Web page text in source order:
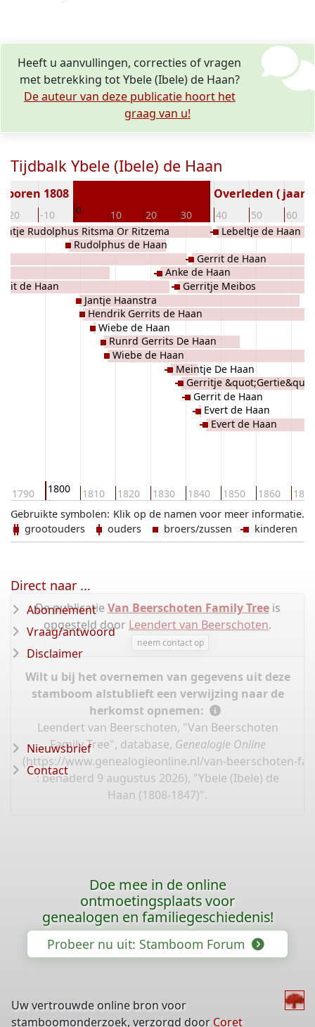
Heeft u aanvullingen, correcties of vragen
met betrekking tot Ybele (Ibele) de Haan?
De auteur van deze publicatie hoort het
graag van u!
Tijdbalk Ybele (Ibele) de Haan
-20 -10 0 10 20 30 40 50 60
1808 Overleden ( jaar)
1790 1800 1810 1820 1830 1840 1850 1860 1870
de Haan
Antje Rudolphus Ritsma Or Ritzema
Rudolphus de Haan
Jantje Haanstra
Hendrik Gerrits de Haan
Wiebe de Haan
Runrd Gerrits De Haan
Wiebe de Haan
Anke de Haan
Meintje De Haan
Gerritje Meibos
Gerritje
Gerrit de Haan
Gerrit de Haan
Evert de Haan
Evert de Haan
Lebeltje de Haan
Klik op de namen voor meer informatie.
Gebruikte symbolen:
grootouders
ouders broers/zussen kinderen
De publicatie Van Beerschoten Family Treeis
opgesteld door Leendert van Beerschoten.
neem contact op
Wilt u bij het overnemen van gegevens uit deze
stamboom alstublieft een verwijzing naar de
herkomst opnemen:
Leendert van Beerschoten, "Van Beerschoten
Family Tree", database, Genealogie Online
(https://www.genealogieonline.nl/van-beerschoten-
: benaderd 9 augustus 2026), "Ybele (Ibele) de
Haan (1808-1847)".
Direct naar ...
Abonnement
Vraag/antwoord
Disclaimer
Nieuwsbrief
Contact
Doe mee in de online
ontmoetingsplaats voor
genealogen en familiegeschiedenis!
Probeer nu uit: Stamboom Forum
Uw vertrouwde online bron voor
stamboomonderzoek, verzorgd door Coret